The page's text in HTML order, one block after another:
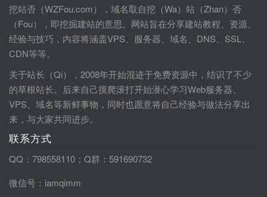
挖站否（WZFou.com），域名取自挖（Wa）站（Zhan）否
（Fou），即挖掘建站的意思。网站旨在分享建站教程、资源、
经验与技巧，内容将涵盖VPS、服务器、域名、DNS、SSL、
CDN等等。
关于站长（Qi），2008年开始混迹于免费资源中，结识了不少
的草根站长。后来自己摸爬滚打开始潜心学习Web服务器、
VPS、域名等新鲜事物，同时也愿意将自己经验与做法分享出
来，与大家共同进步。
联系方式
QQ：798558110；Q群：591690732
微信号：iamqimm